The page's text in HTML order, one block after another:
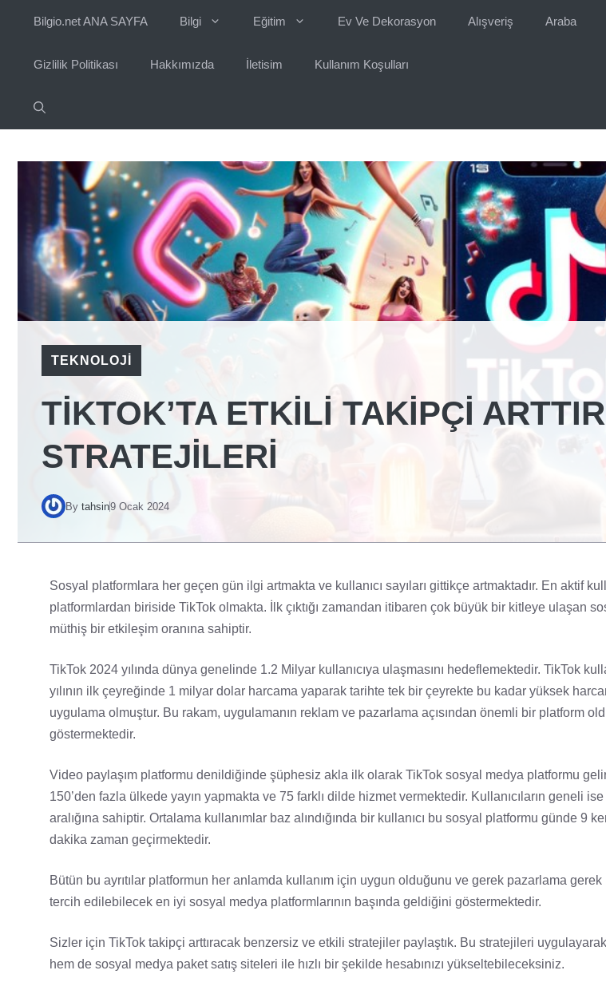
Bilgio.net ANA SAYFA Bilgi Eğitim Ev Ve Dekorasyon Alışveriş Araba
Gizlilik Politikası Hakkımızda İletisim Kullanım Koşulları
TEKNOLOJI
TIKTOK’TA ETKILI TAKIPÇI
STRATEJILERI
By tahsin9 Ocak 2024
Sosyal platformlara her geçen gün ilgi artmakta ve kullanıcı sayıları gittikçe artmaktadır. En aktif
platformlardan biriside TikTok olmakta. İlk çıktığı zamandan itibaren çok büyük bir kitleye ulaşan
müthiş bir etkileşim oranına sahiptir.
TikTok 2024 yılında dünya genelinde 1.2 Milyar kullanıcıya ulaşmasını hedeflemektedir. TikTok
yılının ilk çeyreğinde 1 milyar dolar harcama yaparak tarihte tek bir çeyrekte bu kadar yüksek
uygulama olmuştur. Bu rakam, uygulamanın reklam ve pazarlama açısından önemli bir platform
göstermektedir.
Video paylaşım platformu denildiğinde şüphesiz akla ilk olarak TikTok sosyal medya platformu
150’den fazla ülkede yayın yapmakta ve 75 farklı dilde hizmet vermektedir. Kullanıcıların geneli
aralığına sahiptir. Ortalama kullanımlar baz alındığında bir kullanıcı bu sosyal platformu günde 9
dakika zaman geçirmektedir.
Bütün bu ayrıtılar platformun her anlamda kullanım için uygun olduğunu ve gerek pazarlama
tercih edilebilecek en iyi sosyal medya platformlarının başında geldiğini göstermektedir.
Sizler için TikTok takipçi arttıracak benzersiz ve etkili stratejiler paylaştık. Bu stratejileri
hem de sosyal medya paket satış siteleri ile hızlı bir şekilde hesabınızı yükseltebileceksiniz.